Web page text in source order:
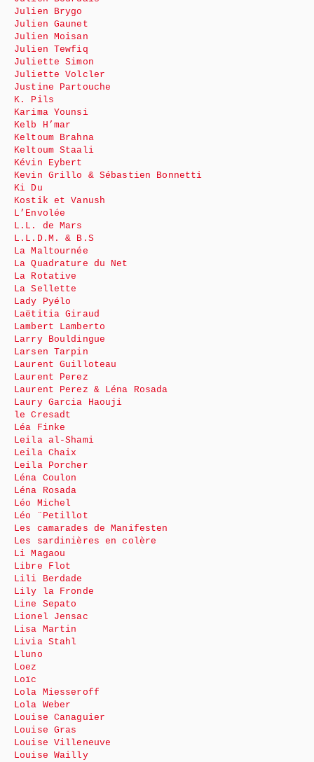
Julien Brygo
Julien Gaunet
Julien Moisan
Julien Tewfiq
Juliette Simon
Juliette Volcler
Justine Partouche
K. Pils
Karima Younsi
Kelb H’mar
Keltoum Brahna
Keltoum Staali
Kévin Eybert
Kevin Grillo & Sébastien Bonnetti
Ki Du
Kostik et Vanush
L’Envolée
L.L. de Mars
L.L.D.M. & B.S
La Maltournée
La Quadrature du Net
La Rotative
La Sellette
Lady Pyélo
Laëtitia Giraud
Lambert Lamberto
Larry Bouldingue
Larsen Tarpin
Laurent Guilloteau
Laurent Perez
Laurent Perez & Léna Rosada
Laury Garcia Haouji
le Cresadt
Léa Finke
Leila al-Shami
Leila Chaix
Leila Porcher
Léna Coulon
Léna Rosada
Léo Michel
Léo ¨Petillot
Les camarades de Manifesten
Les sardinières en colère
Li Magaou
Libre Flot
Lili Berdade
Lily la Fronde
Line Sepato
Lionel Jensac
Lisa Martin
Livia Stahl
Lluno
Loez
Loïc
Lola Miesseroff
Lola Weber
Louise Canaguier
Louise Gras
Louise Villeneuve
Louise Wailly